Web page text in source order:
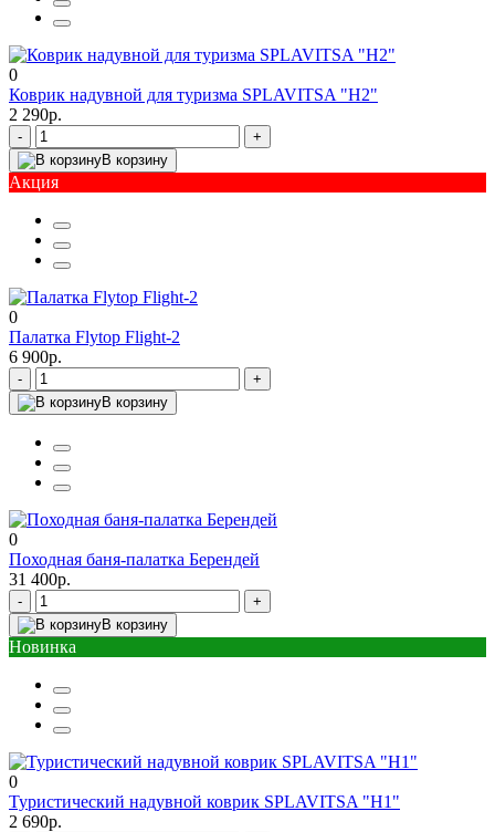
0
Коврик надувной для туризма SPLAVITSA "Н2"
2 290р.
-
+
В корзину
Акция
0
Палатка Flytop Flight-2
6 900р.
-
+
В корзину
0
Походная баня-палатка Берендей
31 400р.
-
+
В корзину
Новинка
0
Туристический надувной коврик SPLAVITSA "Н1"
2 690р.